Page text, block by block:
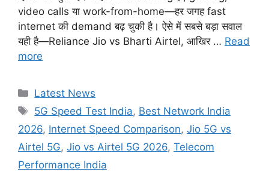
video calls या work-from-home—हर जगह fast
internet की demand बढ़ चुकी है। ऐसे में सबसे बड़ा सवाल
यही है—Reliance Jio vs Bharti Airtel, आखिर … Read
more
Categories
Latest News
Tags
5G Speed Test India, Best Network India
2026, Internet Speed Comparison, Jio 5G vs
Airtel 5G, Jio vs Airtel 5G 2026, Telecom
Performance India